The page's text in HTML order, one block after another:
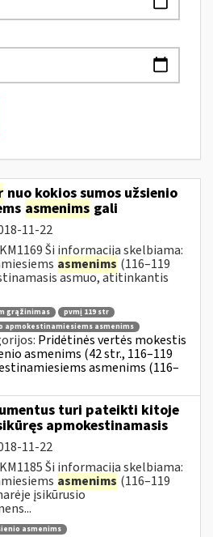
nuo kokios sumos užsienio
asmenims gali
11-22
Ši informacija skelbiama:
asmenims (116–119
asmuo, atitinkantis
grąžinimas
pvmį 119 str
apmokestinamiesiems asmenims
Pridėtinės vertės mokestis
asmenims (42 str., 116–119
asmenims (116–
turi pateikti kitoje
apmokestinamasis
11-22
Ši informacija skelbiama:
asmenims (116–119
įsikūrusio
asmenims